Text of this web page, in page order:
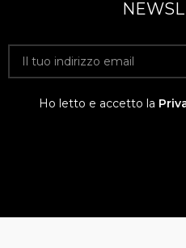
Ho letto e accetto la